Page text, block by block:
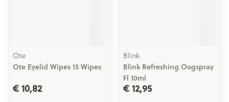
Ote
Ote Eyelid Wipes 15 Wipes
€ 10,82
Blink
Blink Refreshing Oogspray
Fl 10ml
€ 12,95